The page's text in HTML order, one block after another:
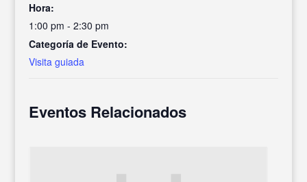
Hora:
1:00 pm - 2:30 pm
Categoría de Evento:
Visita guiada
Eventos Relacionados